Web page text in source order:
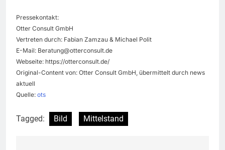
Pressekontakt:
Otter Consult GmbH
Vertreten durch: Fabian Zamzau & Michael Polit
E-Mail: Beratung@otterconsult.de
Webseite: https://otterconsult.de/
Original-Content von: Otter Consult GmbH, übermittelt durch news
aktuell
Quelle: ots
Tagged: Bild Mittelstand